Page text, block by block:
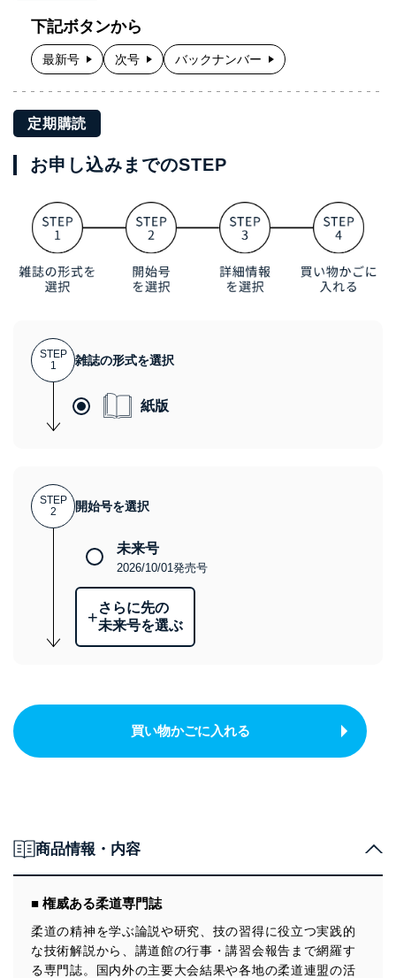
下記ボタンから
最新号 次号 バックナンバー
定期購読
お申し込みまでのSTEP
STEP
1
雑誌の形式を選択
紙版
STEP
2
開始号を選択
未来号
2026/10/01発売号
+さらに先の
未来号を選ぶ
買い物かごに入れる
商品情報・内容
■ 権威ある柔道専門誌
柔道の精神を学ぶ論説や研究、技の習得に役立つ実践的
な技術解説から、講道館の行事・講習会報告まで網羅す
る専門誌。国内外の主要大会結果や各地の柔道連盟の活